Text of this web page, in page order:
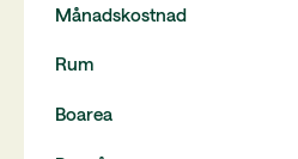
Månadskostnad
Rum
Boarea